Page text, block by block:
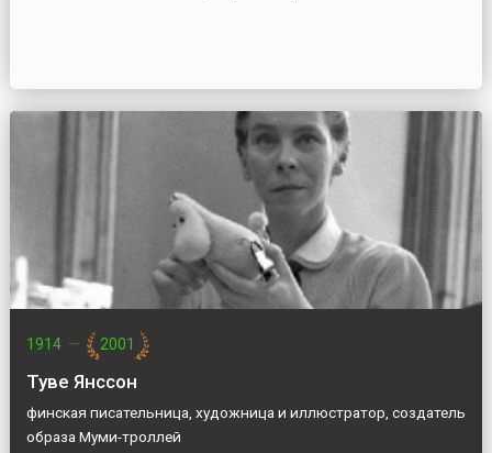
1914 — 2001
Туве Янссон
финская писательница, художница и иллюстратор, создатель
образа Муми-троллей